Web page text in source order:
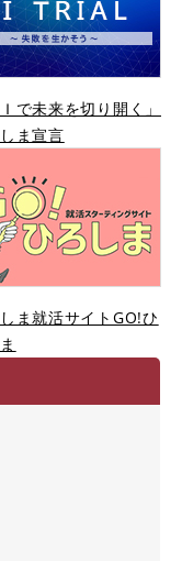
Ｉで未来を切り開く」
ま宣言
ま就活サイトGO!ひ